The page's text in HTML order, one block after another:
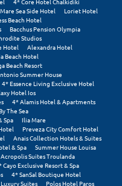
Sea Side Hotel
Loriet Hotel
Beach Hotel
Bacchus Pension Olympia
Studios
Hotel
Alexandra Hotel
Beach Hotel
Beach Resort
Summer House
4* Essence Living Exclusive Hotel
Hotel Ios
4* Alamis Hotel & Apartments
The Sea
Spa
Ilia Mare
Preveza City Comfort Hotel
Anais Collection Hotels & Suites
& Spa
Summer House Louisa
Acropolis Suites Troulanda
Cayo Exclusive Resort & Spa
4* SanSal Boutique Hotel
Suites
Polos Hotel Paros